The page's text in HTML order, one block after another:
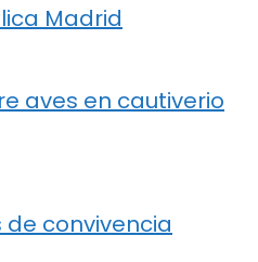
Madrid
aves en cautiverio
convivencia